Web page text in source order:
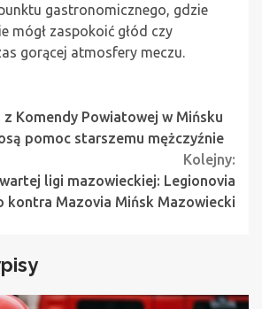
gastronomicznego, gdzie
mógł zaspokoić głód czy
gorącej atmosfery meczu.
z Komendy Powiatowej w Mińsku
pomoc starszemu mężczyźnie
Kolejny:
ligi mazowieckiej: Legionovia
kontra Mazovia Mińsk Mazowiecki